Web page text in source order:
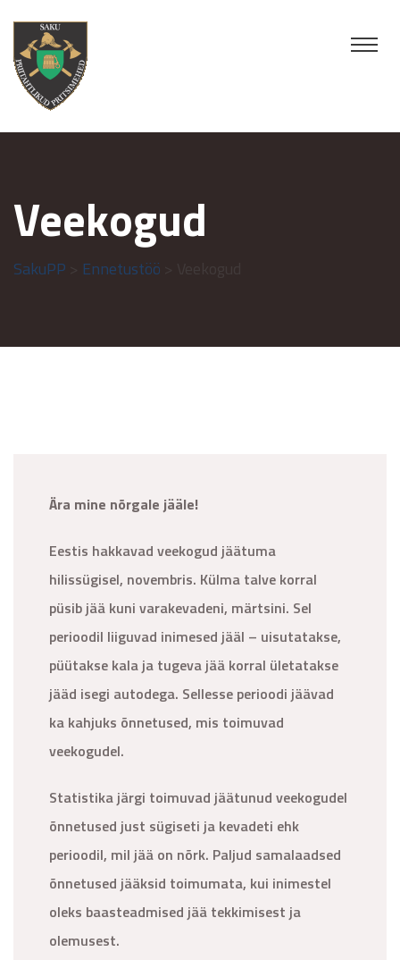
Veekogud
SakuPP Ennetustöö
Ära mine nõrgale jääle!
Eestis hakkavad veekogud jäätuma
hilissügisel, novembris. Külma talve korral
püsib jää kuni varakevadeni, märtsini. Sel
perioodil liiguvad inimesed jääl – uisutatakse,
püütakse kala ja tugeva jää korral ületatakse
jääd isegi autodega. Sellesse perioodi jäävad
ka kahjuks õnnetused, mis toimuvad
veekogudel.
Statistika järgi toimuvad jäätunud veekogudel
õnnetused just sügiseti ja kevadeti ehk
perioodil, mil jää on nõrk. Paljud samalaadsed
õnnetused jääksid toimumata, kui inimestel
oleks baasteadmised jää tekkimisest ja
olemusest.